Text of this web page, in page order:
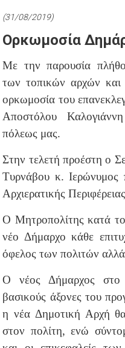
(31/08/2019)
Ορκωμοσία
Με την παρουσία
των τοπικών αρχών και
ορκωμοσία του
Αποστόλου
πόλεως μας.
Στην τελετή προέστη ο
Τυρνάβου κ. Ιερώνυμος
Αρχιερατικής
Ο Μητροπολίτης κατά το
νέο Δήμαρχο κάθε
όφελος των πολιτών
Ο νέος Δήμαρχος στο
βασικούς άξονες του
η νέα Δημοτική Αρχή θα
στον πολίτη, ενώ